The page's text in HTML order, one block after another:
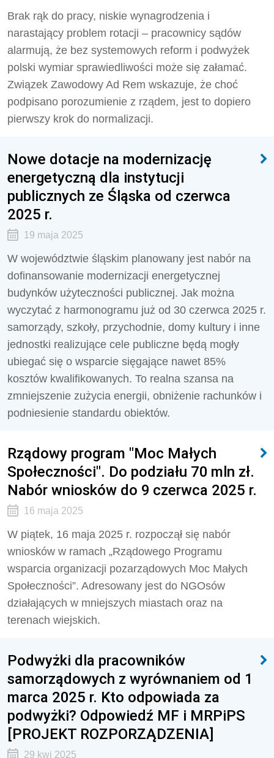
Brak rąk do pracy, niskie wynagrodzenia i
narastający problem rotacji – pracownicy sądów
alarmują, że bez systemowych reform i podwyżek
polski wymiar sprawiedliwości może się załamać.
Związek Zawodowy Ad Rem wskazuje, że choć
podpisano porozumienie z rządem, jest to dopiero
pierwszy krok do normalizacji.
Nowe dotacje na modernizację
energetyczną dla instytucji
publicznych ze Śląska od czerwca
2025 r.
19 maja 2025
W województwie śląskim planowany jest nabór na
dofinansowanie modernizacji energetycznej
budynków użyteczności publicznej. Jak można
wyczytać z harmonogramu już od 30 czerwca 2025 r.
samorządy, szkoły, przychodnie, domy kultury i inne
jednostki realizujące cele publiczne będą mogły
ubiegać się o wsparcie sięgające nawet 85%
kosztów kwalifikowanych. To realna szansa na
zmniejszenie zużycia energii, obniżenie rachunków i
podniesienie standardu obiektów.
Rządowy program "Moc Małych
Społeczności". Do podziału 70 mln zł.
Nabór wniosków do 9 czerwca 2025 r.
16 maja 2025
W piątek, 16 maja 2025 r. rozpoczął się nabór
wniosków w ramach „Rządowego Programu
wsparcia organizacji pozarządowych Moc Małych
Społeczności”. Adresowany jest do NGOsów
działających w mniejszych miastach oraz na
terenach wiejskich.
Podwyżki dla pracowników
samorządowych z wyrównaniem od 1
marca 2025 r. Kto odpowiada za
podwyżki? Odpowiedź MF i MRPiPS
[PROJEKT ROZPORZĄDZENIA]
29 kwi 2025